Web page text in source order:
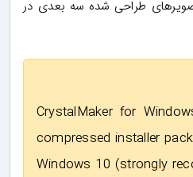
طراحی شده سه بعدی در
CrystalMaker for
compressed installer
Windows 10 (strongly